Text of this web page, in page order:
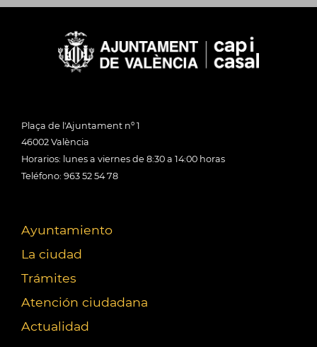
Plaça de l'Ajuntament nº 1
46002 València
Horarios: lunes a viernes de 8:30 a 14:00 horas
Teléfono: 963 52 54 78
Ayuntamiento
La ciudad
Trámites
Atención ciudadana
Actualidad